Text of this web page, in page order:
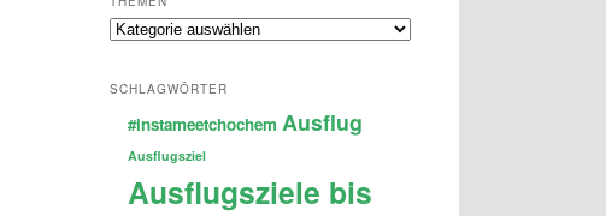
Themen
SCHLAGWÖRTER
#instameetchochem Ausflug
Ausflugsziel
Ausflugsziele bis